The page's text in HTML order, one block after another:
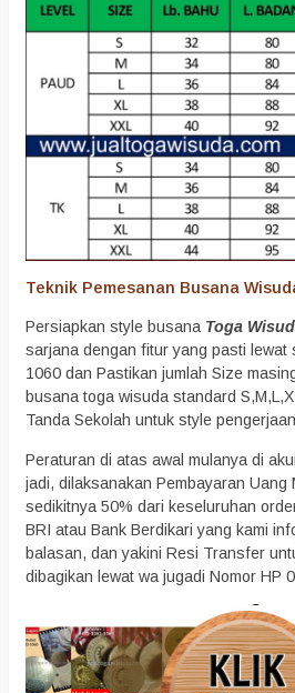
Teknik Pemesanan Busana
Persiapkan style busana Toga
sarjana dengan fitur yang pasti lewat
1060 dan Pastikan jumlah Size
busana toga wisuda standard
Tanda Sekolah untuk style
Peraturan di atas awal mulanya di
jadi, dilaksanakan Pembayaran Uang
sedikitnya 50% dari keseluruhan
BRI atau Bank Berdikari yang kami
balasan, dan yakini Resi Transfer
dibagikan lewat wa jugadi Nomor HP